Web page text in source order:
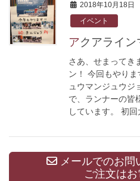
2018年10月18日
イベント
アクアライ
さあ、せまってき
ン！ 今回もやり
ュウマンジュウジ
で、ランナーの皆
しています。 初
メールでのお問
ご注文は